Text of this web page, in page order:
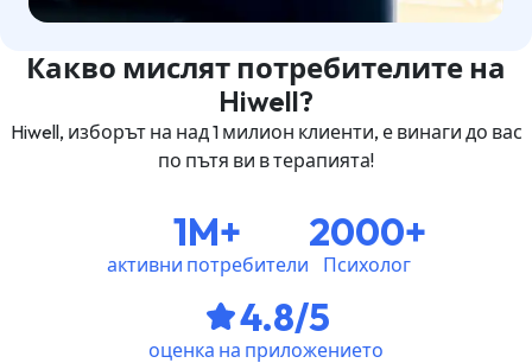
Какво мислят потребителите на
Hiwell?
Hiwell, изборът на над 1 милион клиенти, е винаги до вас
по пътя ви в терапията!
1M+
активни потребители
2000+
Психолог
4.8/5
оценка на приложението